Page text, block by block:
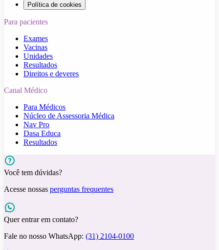
Política de cookies
Para pacientes
Exames
Vacinas
Unidades
Resultados
Direitos e deveres
Canal Médico
Para Médicos
Núcleo de Assessoria Médica
Nav Pro
Dasa Educa
Resultados
Você tem dúvidas?
Acesse nossas perguntas frequentes
Quer entrar em contato?
Fale no nosso WhatsApp: (31) 2104-0100